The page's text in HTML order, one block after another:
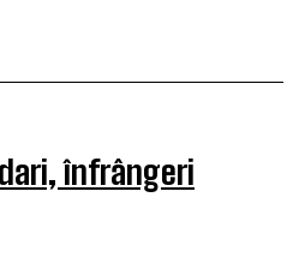
înfrângeri